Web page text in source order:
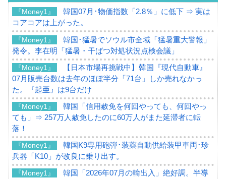
『Money1』
韓国07月･物価指数「2.8％」に低下 ⇒ 実は
コアコアは上がった。
『Money1』
韓国･猛暑でソウル市全域「猛暑重大警報」
発令。李在明「猛暑・干ばつ対処状況点検会議」
『Money1』
【日本市場再挑戦中】韓国『現代自動車』
07月販売台数は去年のほぼ半分「71台」しか売れなかっ
た。『起亜』は9台だけ
『Money1』
韓国「信用赦免を何回やっても、何回やっ
ても」⇒ 257万人赦免したのに60万人がまた延滞者に転
落！
『Money1』
韓国K9専用砲弾･装薬自動供給装甲車両･珍
兵器「K10」が改良に乗り出す。
『Money1』
韓国「2026年07月の輸出入」絶好調。半導